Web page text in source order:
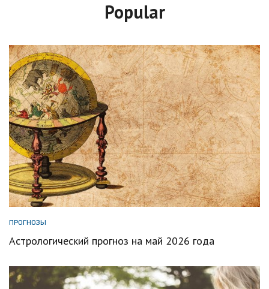
Popular
ПРОГНОЗЫ
Астрологический прогноз на май 2026 года